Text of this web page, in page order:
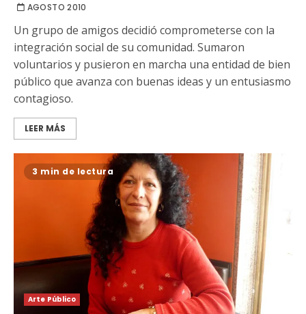
AGOSTO 2010
Un grupo de amigos decidió comprometerse con la
integración social de su comunidad. Sumaron
voluntarios y pusieron en marcha una entidad de bien
público que avanza con buenas ideas y un entusiasmo
contagioso.
LEER MÁS
3 min de lectura
Arte Público